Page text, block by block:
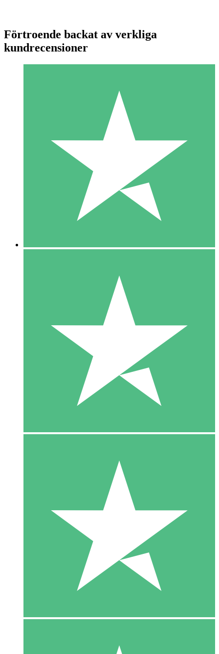
Individuella Kreditpaket
Betala per användning med nedladdningskrediter. Inget
1 Nedladdningar
10 00
10 Nedladdningar
20 00
Förtroende backat av verkliga
kundrecensioner